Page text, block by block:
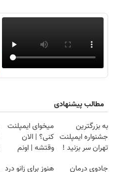
مطالب پیشنهادی
به بزرگترین
جشنواره ایمپلنت
تهران سر بزنید !
میخوای ایمپلنت
کنی؟ | الان
وقتشه | اونم
جادوی درمان
هنوز برای زانو درد